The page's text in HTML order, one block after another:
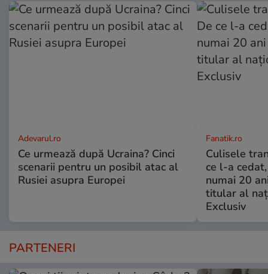
Adevarul.ro
Ce urmează după Ucraina? Cinci
scenarii pentru un posibil atac al
Rusiei asupra Europei
Fanatik.ro
Culisele
ce l-a
numai 20
titular al
Exclusiv
PARTENERI